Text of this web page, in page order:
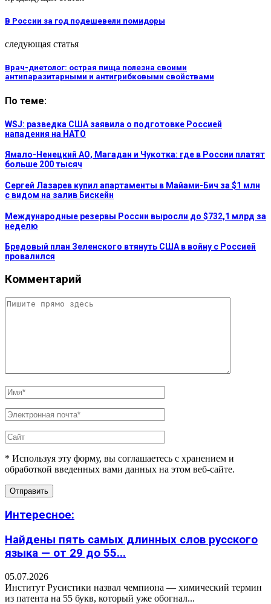
В России за год подешевели помидоры
следующая статья
Врач-диетолог: острая пища полезна своими
антипаразитарными и антигрибковыми свойствами
По теме:
WSJ: разведка США заявила о подготовке Россией
нападения на НАТО
Ямало-Ненецкий АО, Магадан и Чукотка: где в России платят
больше 200 тысяч
Сергей Лазарев купил апартаменты в Майами-Бич за $1 млн
с видом на залив Бискейн
Международные резервы России выросли до $732,1 млрд за
неделю
Бредовый план Зеленского втянуть США в войну с Россией
провалился
Комментарий
* Используя эту форму, вы соглашаетесь с хранением и
обработкой введенных вами данных на этом веб-сайте.
Интересное:
Найдены пять самых длинных слов русского
языка — от 29 до 55...
05.07.2026
Институт Русистики назвал чемпиона — химический термин
из патента на 55 букв, который уже обогнал...